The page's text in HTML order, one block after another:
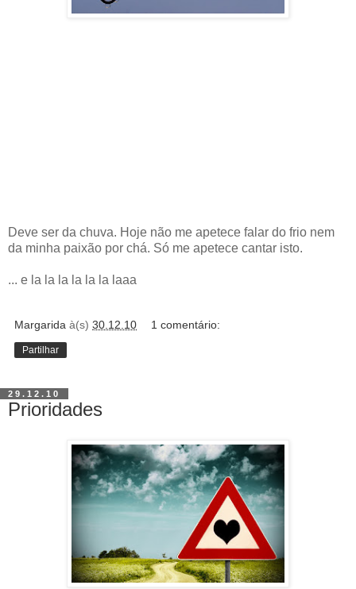
Deve ser da chuva. Hoje não me apetece falar do frio nem
da minha paixão por chá. Só me apetece cantar isto.
... e la la la la la la laaa
Margarida à(s) 30.12.10 1 comentário:
Partilhar
29.12.10
Prioridades